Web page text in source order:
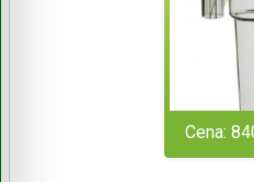
Cena: